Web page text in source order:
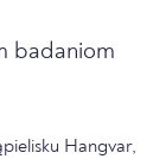
badaniom
Hangvar,